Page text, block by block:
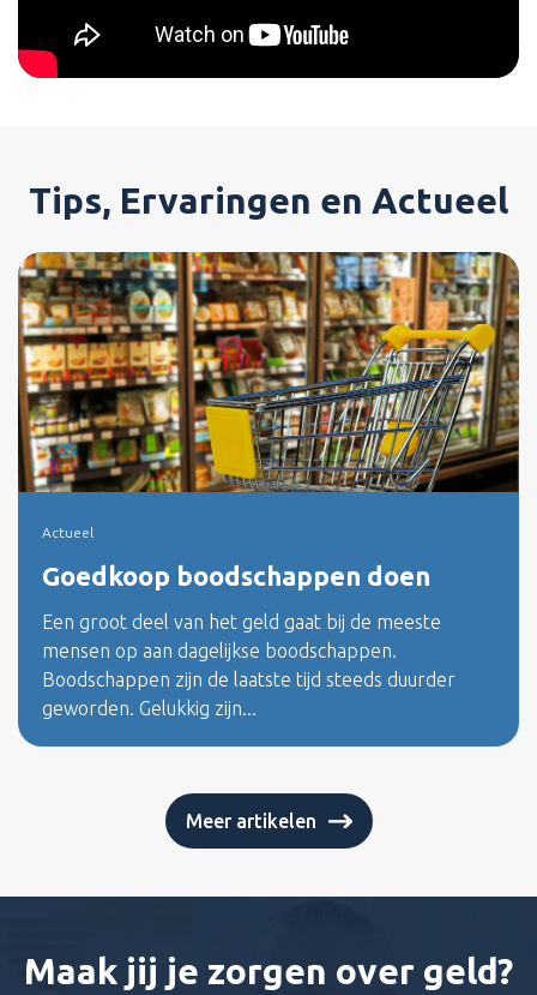
Tips, Ervaringen en Actueel
Actueel
Goedkoop boodschappen doen
Een groot deel van het geld gaat bij de meeste
mensen op aan dagelijkse boodschappen.
Boodschappen zijn de laatste tijd steeds duurder
geworden. Gelukkig zijn...
Meer artikelen
Maak jij je zorgen over geld?